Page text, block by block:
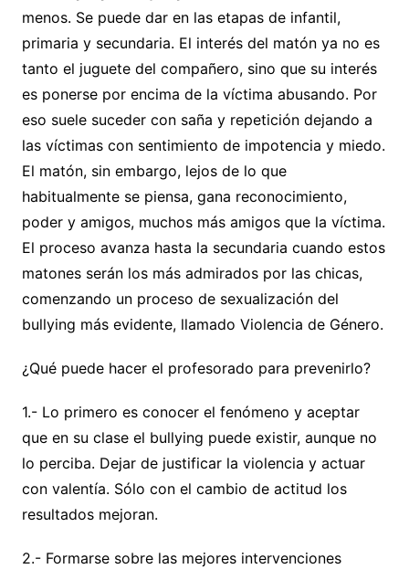
menos. Se puede dar en las etapas de infantil,
primaria y secundaria. El interés del matón ya no es
tanto el juguete del compañero, sino que su interés
es ponerse por encima de la víctima abusando. Por
eso suele suceder con saña y repetición dejando a
las víctimas con sentimiento de impotencia y miedo.
El matón, sin embargo, lejos de lo que
habitualmente se piensa, gana reconocimiento,
poder y amigos, muchos más amigos que la víctima.
El proceso avanza hasta la secundaria cuando estos
matones serán los más admirados por las chicas,
comenzando un proceso de sexualización del
bullying más evidente, llamado Violencia de Género.
¿Qué puede hacer el profesorado para prevenirlo?
1.- Lo primero es conocer el fenómeno y aceptar
que en su clase el bullying puede existir, aunque no
lo perciba. Dejar de justificar la violencia y actuar
con valentía. Sólo con el cambio de actitud los
resultados mejoran.
2.- Formarse sobre las mejores intervenciones